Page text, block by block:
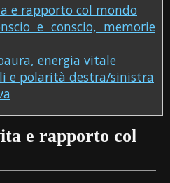
e rapporto col mondo
e conscio, memorie
energia vitale
e polarità destra/sinistra
e rapporto col